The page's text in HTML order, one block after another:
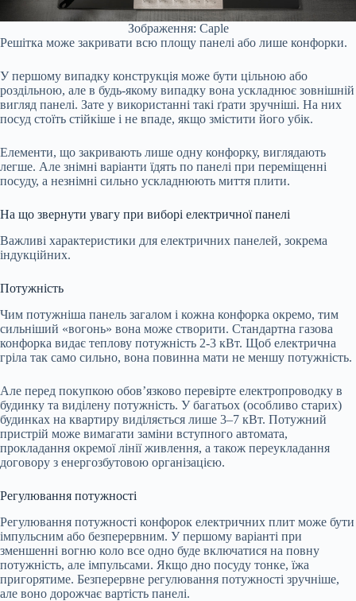
Зображення: Caple
Решітка може закривати всю площу панелі або лише конфорки.
У першому випадку конструкція може бути цільною або
роздільною, але в будь-якому випадку вона ускладнює зовнішній
вигляд панелі. Зате у використанні такі ґрати зручніші. На них
посуд стоїть стійкіше і не впаде, якщо змістити його убік.
Елементи, що закривають лише одну конфорку, виглядають
легше. Але знімні варіанти їдять по панелі при переміщенні
посуду, а незнімні сильно ускладнюють миття плити.
На що звернути увагу при виборі електричної панелі
Важливі характеристики для електричних панелей, зокрема
індукційних.
Потужність
Чим потужніша панель загалом і кожна конфорка окремо, тим
сильніший «вогонь» вона може створити. Стандартна газова
конфорка видає теплову потужність 2-3 кВт. Щоб електрична
гріла так само сильно, вона повинна мати не меншу потужність.
Але перед покупкою обов’язково перевірте електропроводку в
будинку та виділену потужність. У багатьох (особливо старих)
будинках на квартиру виділяється лише 3–7 кВт. Потужний
пристрій може вимагати заміни вступного автомата,
прокладання окремої лінії живлення, а також переукладання
договору з енергозбутовою організацією.
Регулювання потужності
Регулювання потужності конфорок електричних плит може бути
імпульсним або безперервним. У першому варіанті при
зменшенні вогню коло все одно буде включатися на повну
потужність, але імпульсами. Якщо дно посуду тонке, їжа
пригорятиме. Безперервне регулювання потужності зручніше,
але воно дорожчає вартість панелі.